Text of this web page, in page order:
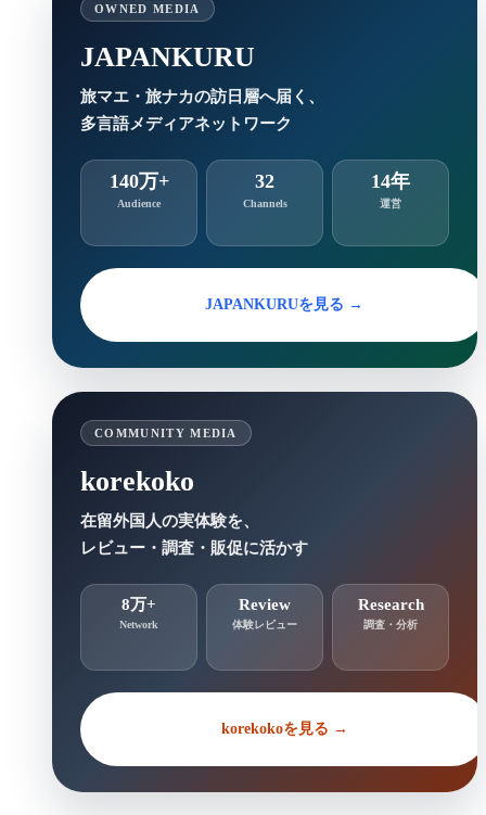
OWNED MEDIA
JAPANKURU
旅マエ・旅ナカの訪日層へ届く、
多言語メディアネットワーク
140万+
Audience
32
Channels
14年
運営
JAPANKURUを見る →
COMMUNITY MEDIA
korekoko
在留外国人の実体験を、
レビュー・調査・販促に活かす
8万+
Network
Review
体験レビュー
Research
調査・分析
korekokoを見る →